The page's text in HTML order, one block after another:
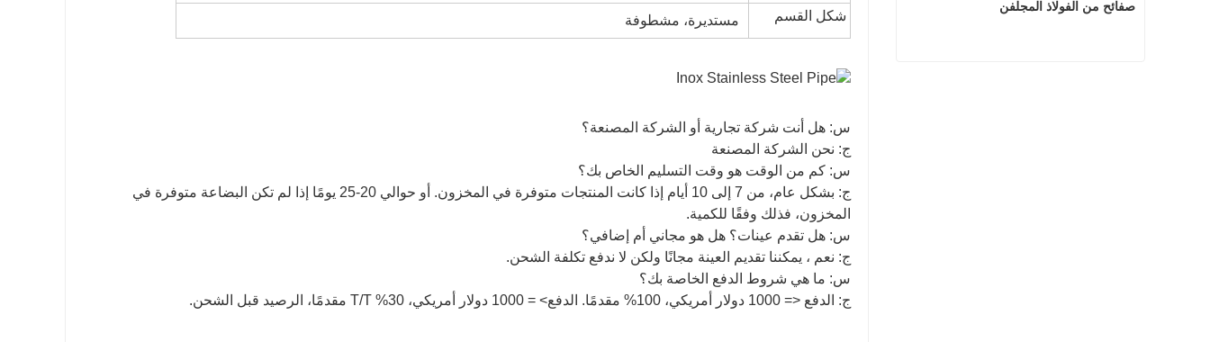
شكل القسم
مستديرة، مشطوفة
س: هل أنت شركة تجارية أو الشركة المصنعة؟
ج: نحن الشركة المصنعة
س: كم من الوقت هو وقت التسليم الخاص بك؟
ج: بشكل عام، من 7 إلى 10 أيام إذا كانت المنتجات متوفرة في المخزون. أو حوالي 20-25 يومًا إذا لم تكن البضاعة متوفرة في
المخزون، فذلك وفقًا للكمية.
س: هل تقدم عينات؟ هل هو مجاني أم إضافي؟
ج: نعم ، يمكننا تقديم العينة مجانًا ولكن لا ندفع تكلفة الشحن.
س: ما هي شروط الدفع الخاصة بك؟
ج: الدفع <= 1000 دولار أمريكي، 100% مقدمًا. الدفع> = 1000 دولار أمريكي، 30% T/T مقدمًا، الرصيد قبل الشحن.
صفائح من الفولاذ المجلفن